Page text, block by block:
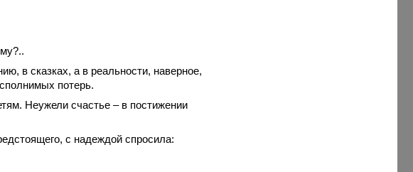
в сказках, а в реальности, наверное,
потерь.
Неужели счастье – в постижении
с надеждой спросила: